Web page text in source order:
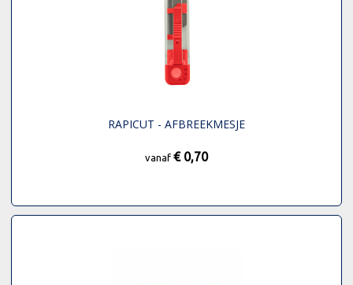
RAPICUT - AFBREEKMESJE
vanaf € 0,70